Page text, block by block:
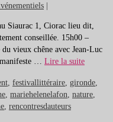
Siaurac 1, Ciorac lieu dit,
conseillée. 15h00 –
vieux chêne avec Jean-Luc
… Lire la suite
, festivallittéraire, gironde,
, mariehelenelafon, nature,
, rencontresdauteurs